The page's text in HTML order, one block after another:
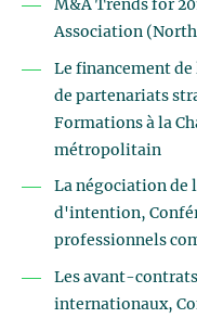
M&A Trends for
Association
Le financement
de partenariats
Formations à la
métropolitain
La négociation de
d'intention,
professionnels
Les avant-
internationaux,